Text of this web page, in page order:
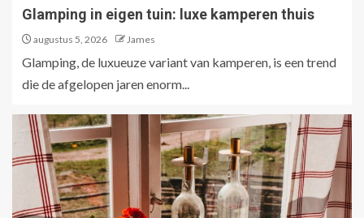
Glamping in eigen tuin: luxe kamperen thuis
augustus 5, 2026 James
Glamping, de luxueuze variant van kamperen, is een trend
die de afgelopen jaren enorm...